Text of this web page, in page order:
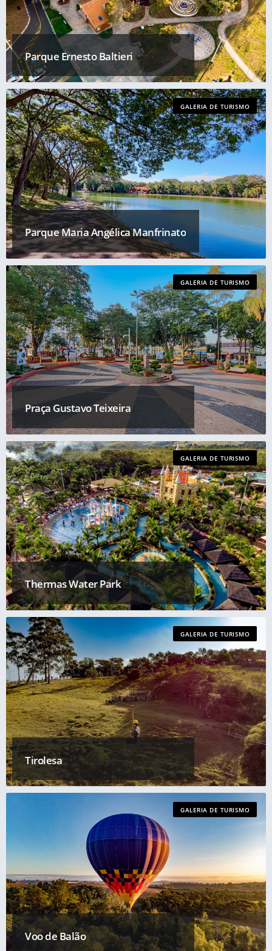
Parque Ernesto Baltieri
Parque Maria Angélica Manfrinato
GALERIA DE TURISMO
Praça Gustavo Teixeira
GALERIA DE TURISMO
Thermas Water Park
GALERIA DE TURISMO
Tirolesa
GALERIA DE TURISMO
Voo de Balão
GALERIA DE TURISMO